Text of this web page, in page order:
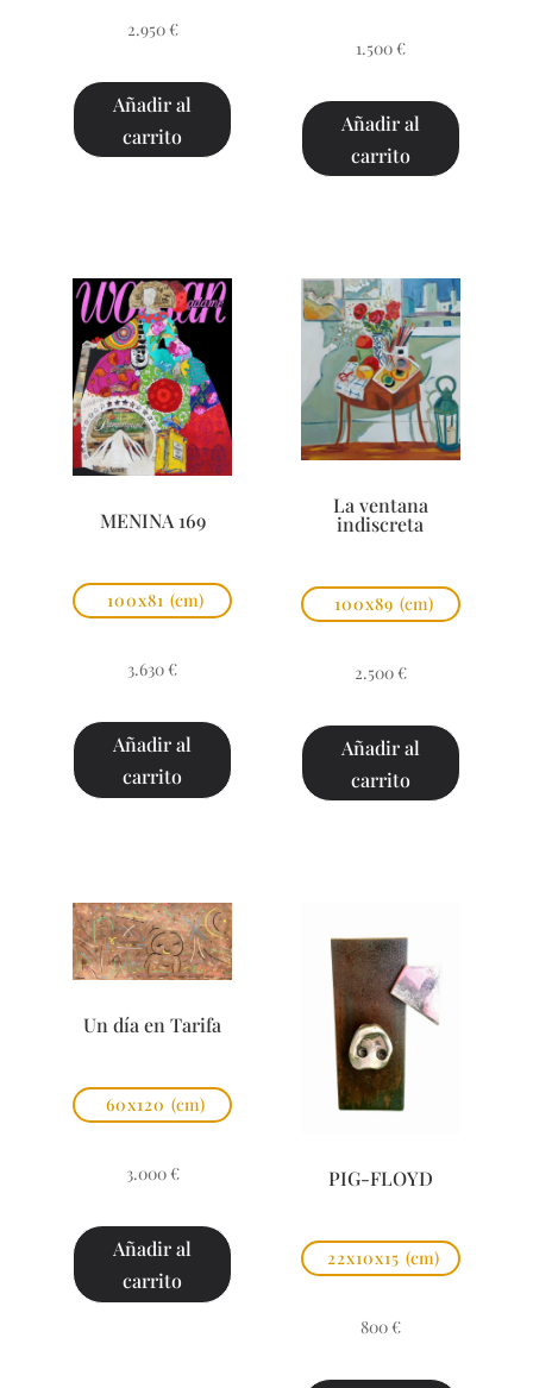
2.950 €
Añadir al
carrito
1.500 €
Añadir al
carrito
MENINA 169
100x81 (cm)
3.630 €
Añadir al
carrito
La ventana
indiscreta
100x89 (cm)
2.500 €
Añadir al
carrito
Un día en Tarifa
60x120 (cm)
3.000 €
Añadir al
carrito
PIG-FLOYD
22x10x15 (cm)
800 €